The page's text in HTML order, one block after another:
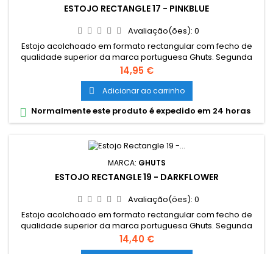
ESTOJO RECTANGLE 17 - PINKBLUE
Avaliação(ões): 0
Estojo acolchoado em formato rectangular com fecho de
qualidade superior da marca portuguesa Ghuts. Segunda
bolsa interior que também encerra com fecho. Com pala
interior com elásticos para guardar canetas, lápis e outros
materiais. Alcachoado na parte superior e inferior que
protege os materiais no interior. Dimensões: 22,5 x 5,5 x 9 cm
Material:...
Preço
14,95 €
 Adicionar ao carrinho
 Normalmente este produto é expedido em 24 horas
MARCA: GHUTS
ESTOJO RECTANGLE 19 - DARKFLOWER
Avaliação(ões): 0
Estojo acolchoado em formato rectangular com fecho de
qualidade superior da marca portuguesa Ghuts. Segunda
bolsa interior que também encerra com fecho. Com pala
interior com elásticos para guardar canetas, lápis e outros
Preço
14,40 €